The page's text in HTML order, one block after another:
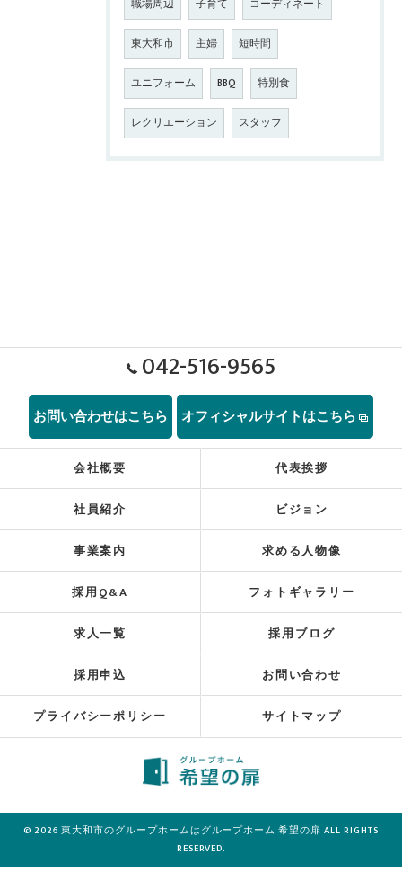
職場周辺 子育て コーディネート
東大和市 主婦 短時間
ユニフォーム BBQ 特別食
レクリエーション スタッフ
042-516-9565
お問い合わせはこちら オフィシャルサイトはこちら
会社概要 代表挨拶
社員紹介 ビジョン
事業案内 求める人物像
採用Q&A フォトギャラリー
求人一覧 採用ブログ
採用申込 お問い合わせ
プライバシーポリシー サイトマップ
© 2026 東大和市のグループホームはグループホーム 希望の扉 ALL RIGHTS
RESERVED.